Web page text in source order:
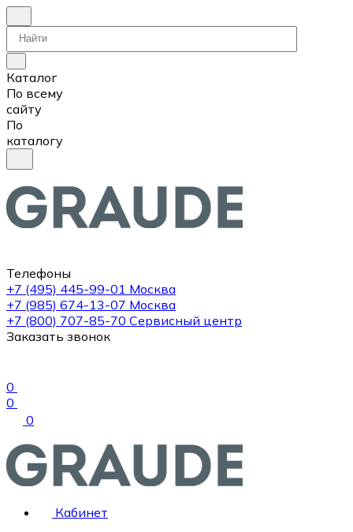
Каталог
По всему
сайту
По
каталогу
Телефоны
+7 (495) 445-99-01 Москва
+7 (985) 674-13-07 Москва
+7 (800) 707-85-70 Сервисный центр
Заказать звонок
0
0
0
Кабинет